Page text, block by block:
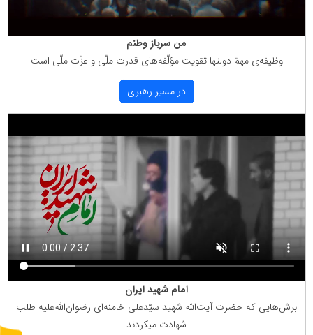
من سرباز وطنم
وظیفه‌ی مهمّ دولتها تقویت مؤلّفه‌های قدرت ملّی و عزّت ملّی است
در مسیر رهبری
امام شهید ایران
برش‌هایی كه حضرت آیت‌الله شهید سیّدعلی خامنه‌ای رضوان‌الله‌علیه طلب
شهادت میكردند